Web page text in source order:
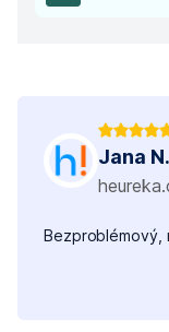
Jana N.
Bezproblémový,